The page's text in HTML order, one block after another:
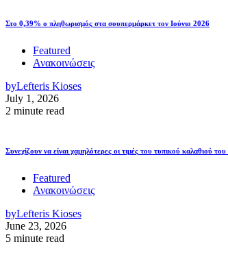
Στο 0,39% ο πληθωρισμός στα σουπερμάρκετ τον Ιούνιο 2026
Featured
Ανακοινώσεις
byLefteris Kioses
July 1, 2026
2 minute read
Συνεχίζουν να είναι χαμηλότερες οι τιμές του τυπικού καλαθιού
Featured
Ανακοινώσεις
byLefteris Kioses
June 23, 2026
5 minute read